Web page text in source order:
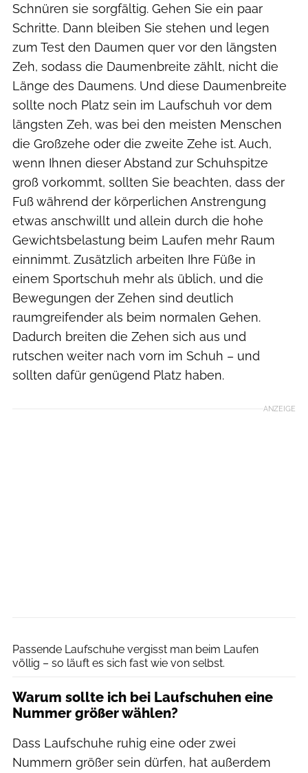
Schnüren sie sorgfältig. Gehen Sie ein paar
Schritte. Dann bleiben Sie stehen und legen
zum Test den Daumen quer vor den längsten
Zeh, sodass die Daumenbreite zählt, nicht die
Länge des Daumens. Und diese Daumenbreite
sollte noch Platz sein im Laufschuh vor dem
längsten Zeh, was bei den meisten Menschen
die Großzehe oder die zweite Zehe ist. Auch,
wenn Ihnen dieser Abstand zur Schuhspitze
groß vorkommt, sollten Sie beachten, dass der
Fuß während der körperlichen Anstrengung
etwas anschwillt und allein durch die hohe
Gewichtsbelastung beim Laufen mehr Raum
einnimmt. Zusätzlich arbeiten Ihre Füße in
einem Sportschuh mehr als üblich, und die
Bewegungen der Zehen sind deutlich
raumgreifender als beim normalen Gehen.
Dadurch breiten die Zehen sich aus und
rutschen weiter nach vorn im Schuh – und
sollten dafür genügend Platz haben.
ANZEIGE
Passende Laufschuhe vergisst man beim Laufen
völlig – so läuft es sich fast wie von selbst.
Warum sollte ich bei Laufschuhen eine
Nummer größer wählen?
Dass Laufschuhe ruhig eine oder zwei
Nummern größer sein dürfen, hat außerdem